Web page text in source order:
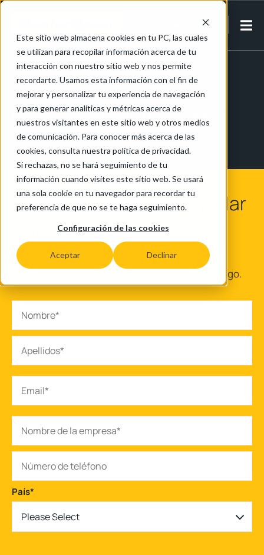
Este sitio web almacena cookies en tu PC, las cuales
se utilizan para recopilar información acerca de tu
interacción con nuestro sitio web y nos permite
recordarte. Usamos esta información con el fin de
mejorar y personalizar tu experiencia de navegación
y para generar analíticas y métricas acerca de
nuestros visitantes en este sitio web y otros medios
de comunicación. Para conocer más acerca de las
cookies, consulta nuestra política de privacidad.
Si rechazas, no se hará seguimiento de tu
información cuando visites este sitio web. Se usará
una sola cookie en tu navegador para recordar tu
preferencia de que no se te haga seguimiento.
Configuración de las cookies
Aceptar Declinar
ES-ES
Inicio/ Catálogo MasterMover
Catálogo MasterMover
Estamos aquí para ayudar
¿Te interesa descubrir más sobre nuestros
productos y servicios, o necesitas ayuda?
Rellena el formulario para descargar el catálogo.
País*
Please Select